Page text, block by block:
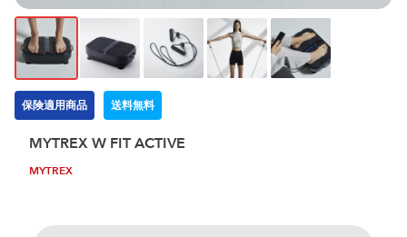
保険適用商品 送料無料
MYTREX W FIT ACTIVE
MYTREX